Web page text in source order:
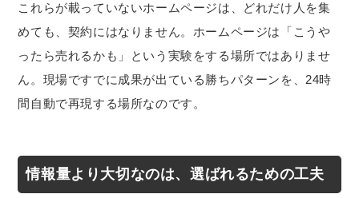
これらが載っていないホームページは、どれだけ人を集
めても、契約にはなりません。ホームページは「こうや
ったら売れるかも」という実験をする場所ではありませ
ん。現場ですでに成果が出ている勝ちパターンを、24時
間自動で再現する場所なのです。
情報量より大切なのは、選ばれるための工夫